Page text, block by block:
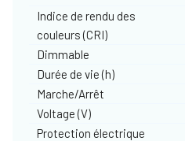
Indice de rendu des
couleurs (CRI)
Dimmable
Durée de vie (h)
Marche/Arrêt
Voltage (V)
Protection électrique